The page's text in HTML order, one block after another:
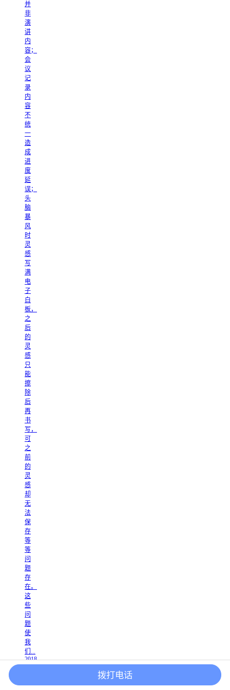
并
非
演
讲
内
容；
会
议
记
录
内
容
不
统
一
造
成
进
度
延
误；
头
脑
暴
风
时
灵
感
写
满
电
子
白
板，
之
后
的
灵
感
只
能
擦
除
后
再
书
写，
可
之
前
的
灵
感
却
无
法
保
存
等
等
问
题
存
在。
这
些
问
题
使
我
们...
2018
拨打电话